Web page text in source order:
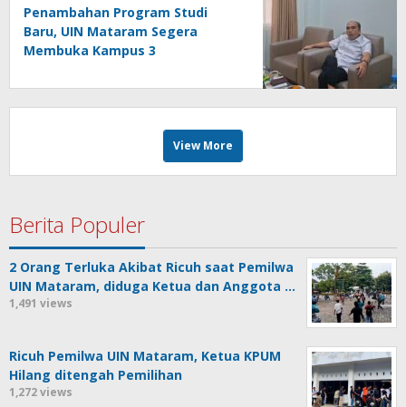
Penambahan Program Studi
Baru, UIN Mataram Segera
Membuka Kampus 3
View More
Berita Populer
2 Orang Terluka Akibat Ricuh saat Pemilwa
UIN Mataram, diduga Ketua dan Anggota …
1,491 views
Ricuh Pemilwa UIN Mataram, Ketua KPUM
Hilang ditengah Pemilihan
1,272 views